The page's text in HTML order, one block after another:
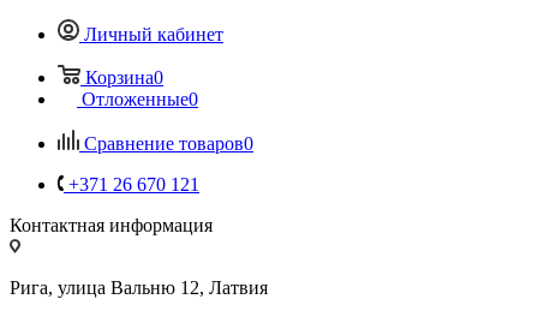
Личный кабинет
Корзина0
Отложенные0
Сравнение товаров0
+371 26 670 121
Контактная информация
Рига, улица Вальню 12, Латвия